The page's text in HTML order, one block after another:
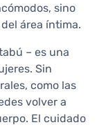
sino
área íntima.
– es una
Sin
como las
volver a
El cuidado